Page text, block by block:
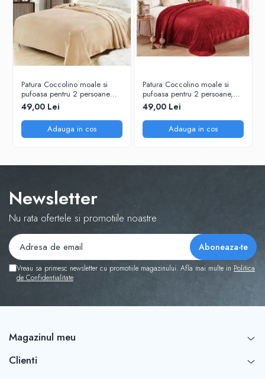
Patura Coccolino moale si
pufoasa pentru 2 persoane
200X230 cm Bej
49,00 Lei
Adauga in cos
Patura Coccolino moale si
pufoasa pentru 2 persoane,
200X230 cm, Grena
49,00 Lei
Adauga in cos
Newsletter
Nu rata ofertele si promotiile noastre
Vreau sa primesc newsletter cu promotiile magazinului. Afla mai multe in Politica
de Confidentialitate
Magazinul meu
Clienti